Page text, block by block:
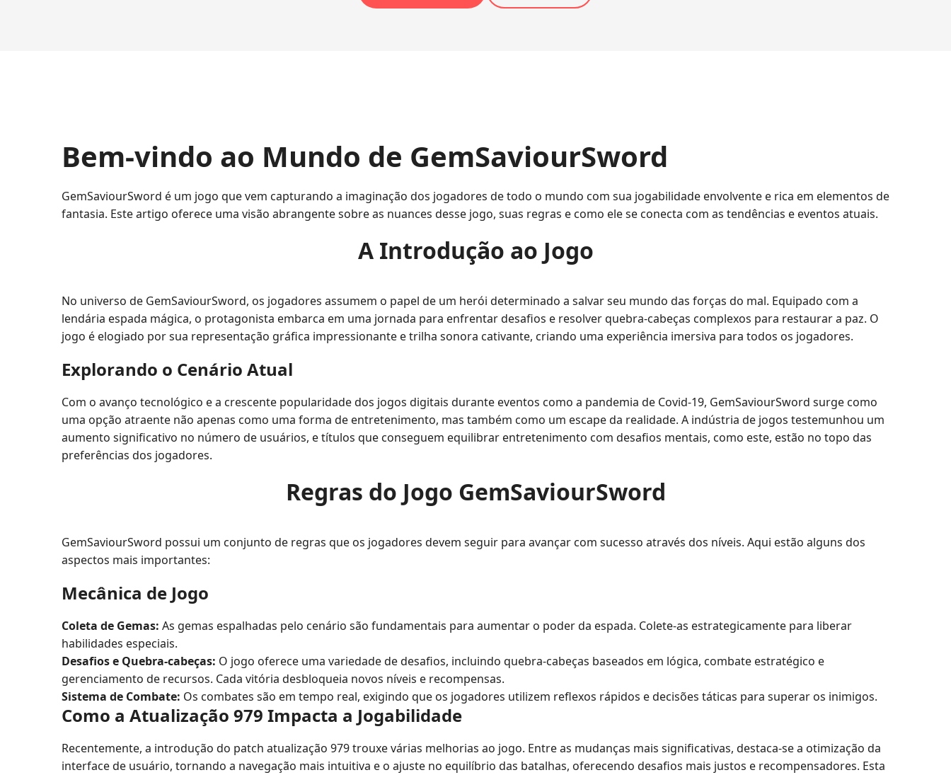
Bem-vindo ao Mundo de GemSaviourSword
GemSaviourSword é um jogo que vem capturando a imaginação dos jogadores de todo o mundo com sua jogabilidade envolvente e rica em elementos de
fantasia. Este artigo oferece uma visão abrangente sobre as nuances desse jogo, suas regras e como ele se conecta com as tendências e eventos atuais.
A Introdução ao Jogo
No universo de GemSaviourSword, os jogadores assumem o papel de um herói determinado a salvar seu mundo das forças do mal. Equipado com a
lendária espada mágica, o protagonista embarca em uma jornada para enfrentar desafios e resolver quebra-cabeças complexos para restaurar a paz. O
jogo é elogiado por sua representação gráfica impressionante e trilha sonora cativante, criando uma experiência imersiva para todos os jogadores.
Explorando o Cenário Atual
Com o avanço tecnológico e a crescente popularidade dos jogos digitais durante eventos como a pandemia de Covid-19, GemSaviourSword surge como
uma opção atraente não apenas como uma forma de entretenimento, mas também como um escape da realidade. A indústria de jogos testemunhou um
aumento significativo no número de usuários, e títulos que conseguem equilibrar entretenimento com desafios mentais, como este, estão no topo das
preferências dos jogadores.
Regras do Jogo GemSaviourSword
GemSaviourSword possui um conjunto de regras que os jogadores devem seguir para avançar com sucesso através dos níveis. Aqui estão alguns dos
aspectos mais importantes:
Mecânica de Jogo
Coleta de Gemas: As gemas espalhadas pelo cenário são fundamentais para aumentar o poder da espada. Colete-as estrategicamente para liberar
habilidades especiais.
Desafios e Quebra-cabeças: O jogo oferece uma variedade de desafios, incluindo quebra-cabeças baseados em lógica, combate estratégico e
gerenciamento de recursos. Cada vitória desbloqueia novos níveis e recompensas.
Sistema de Combate: Os combates são em tempo real, exigindo que os jogadores utilizem reflexos rápidos e decisões táticas para superar os inimigos.
Como a Atualização 979 Impacta a Jogabilidade
Recentemente, a introdução do patch atualização 979 trouxe várias melhorias ao jogo. Entre as mudanças mais significativas, destaca-se a otimização da
interface de usuário, tornando a navegação mais intuitiva e o ajuste no equilíbrio das batalhas, oferecendo desafios mais justos e recompensadores. Esta